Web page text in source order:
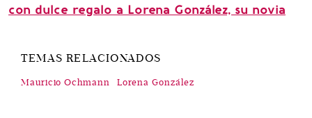
con dulce regalo a Lorena González, su novia
TEMAS RELACIONADOS
Mauricio Ochmann Lorena González